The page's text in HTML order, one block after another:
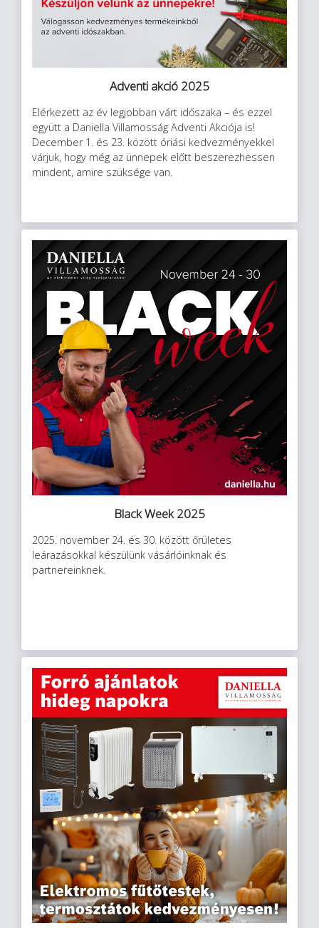
Adventi akció 2025
Elérkezett az év legjobban várt időszaka – és ezzel
együtt a Daniella Villamosság Adventi Akciója is!
December 1. és 23. között óriási kedvezményekkel
várjuk, hogy még az ünnepek előtt beszerezhessen
mindent, amire szüksége van.
Black Week 2025
2025. november 24. és 30. között őrületes
leárazásokkal készülünk vásárlóinknak és
partnereinknek.